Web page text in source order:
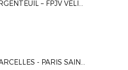
AFP ARGENTEUIL – FPJV VÉLIZY 1-1, 4-2 T.A.B.
AAS SARCELLES - PARIS SAINT-GERMAIN 2 0-3